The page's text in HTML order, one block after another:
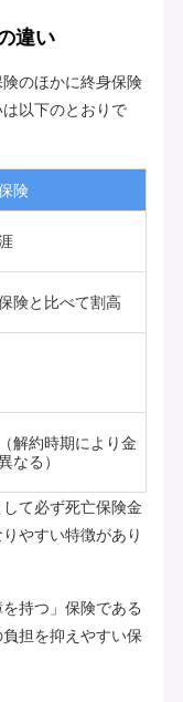
違い
のほかに終身保険
以下のとおりで
険
険と比べて割高
解約時期により金
なる）
て必ず死亡保険金
やすい特徴があり
持つ」保険である
担を抑えやすい保